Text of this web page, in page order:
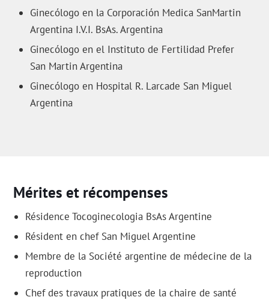
Ginecólogo en la Corporación Medica SanMartin
Argentina I.V.I. BsAs. Argentina
Ginecólogo en el Instituto de Fertilidad Prefer
San Martin Argentina
Ginecólogo en Hospital R. Larcade San Miguel
Argentina
Mérites et récompenses
Résidence Tocoginecologia BsAs Argentine
Résident en chef San Miguel Argentine
Membre de la Société argentine de médecine de la
reproduction
Chef des travaux pratiques de la chaire de santé